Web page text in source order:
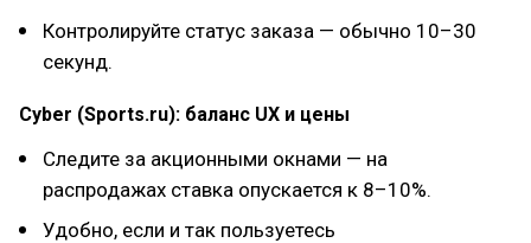
Контролируйте статус заказа — обычно 10–30
секунд.
Cyber (Sports.ru): баланс UX и цены
Следите за акционными окнами — на
распродажах ставка опускается к 8–10%.
Удобно, если и так пользуетесь